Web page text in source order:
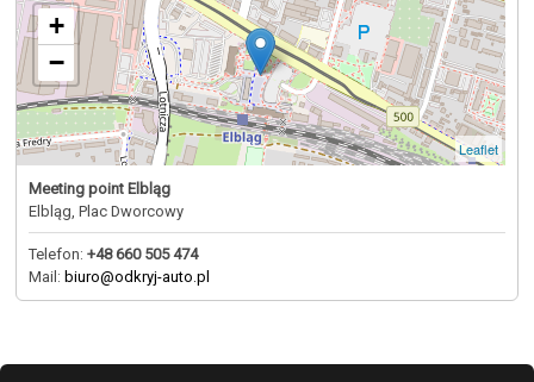
+
−
Leaflet
Meeting point Elbląg
Elbląg, Plac Dworcowy
Telefon:+48 660 505 474
Mail: biuro@odkryj-auto.pl